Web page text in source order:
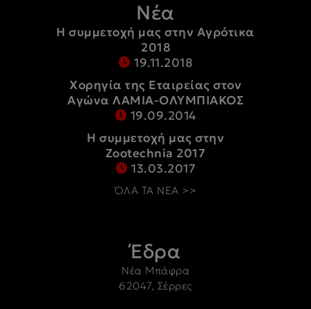
Νέα
Η συμμετοχή μας στην Αγρότικα
2018
19.11.2018
Χορηγία της Εταιρείας στον
Αγώνα ΛΑΜΙΑ-ΟΛΥΜΠΙΑΚΟΣ
19.09.2014
Η συμμετοχή μας στην
Zootechnia 2017
13.03.2017
ΌΛΑ ΤΑ ΝΕΑ >>
Έδρα
Νέα Μπάφρα
62047, Σέρρες